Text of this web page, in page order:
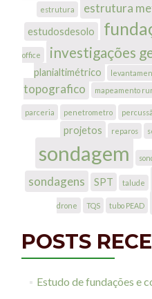
estrutura estrutura
estudosdesolo
office investigações
planialtimétrico
topografico
mapeamento
parceria penetrometro
projetos reparos
sondagem
sondagens SPT talude
drone TQS tubo PEAD
POSTS
Estudo de fundações e